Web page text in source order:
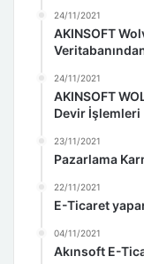
24/11/2021
AKINSOFT
24/11/2021
AKINSOFT
Devir İşlemleri
23/11/2021
Pazarlama
22/11/2021
E-Ticaret
04/11/2021
Akınsoft E-